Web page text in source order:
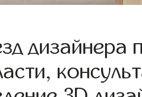
дизайнера